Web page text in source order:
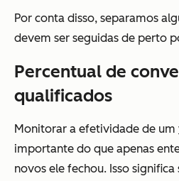
Por conta disso, separamos
devem ser seguidas de perto
Percentual de
qualificados
Monitorar a efetividade de um
importante do que apenas
novos ele fechou. Isso significa